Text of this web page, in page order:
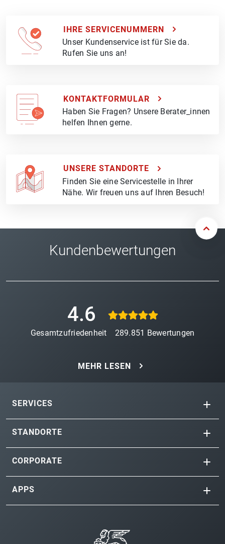
IHRE SERVICENUMMERN
Unser Kundenservice ist für Sie da.
Rufen Sie uns an!
KONTAKTFORMULAR
Haben Sie Fragen? Unsere Berater_innen
helfen Ihnen gerne.
UNSERE STANDORTE
Finden Sie eine Servicestelle in Ihrer
Nähe. Wir freuen uns auf Ihren Besuch!
Kundenbewertungen
4.6
Gesamtzufriedenheit 289.851 Bewertungen
MEHR LESEN
SERVICES
STANDORTE
CORPORATE
APPS